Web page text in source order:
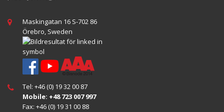
Maskingatan 16 S-702 86
Örebro, Sweden
Tel: +46 (0) 19 32 00 87
Mobile: +48 723 007 997
Fax: +46 (0) 19 31 00 88